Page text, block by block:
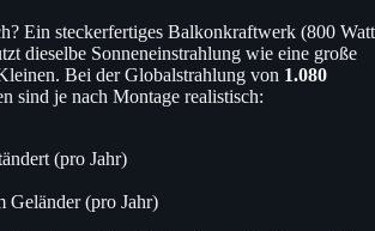
Ein steckerfertiges Balkonkraftwerk (800
dieselbe Sonneneinstrahlung wie eine große
Bei der Globalstrahlung von 1.080
sind je nach Montage realistisch:
(pro Jahr)
Geländer (pro Jahr)